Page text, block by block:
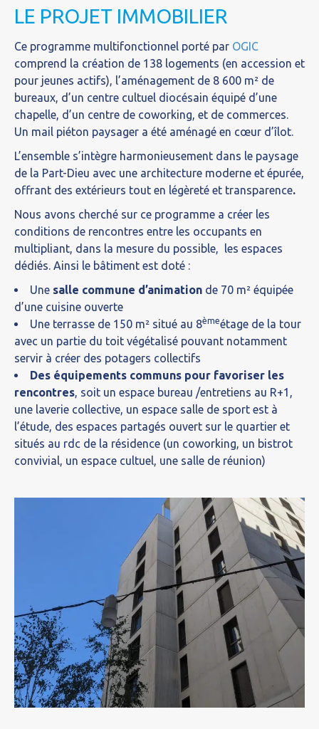
LE PROJET IMMOBILIER
Ce programme multifonctionnel porté par OGIC
comprend la création de 138 logements (en accession et
pour jeunes actifs), l’aménagement de 8 600 m² de
bureaux, d’un centre cultuel diocésain équipé d’une
chapelle, d’un centre de coworking, et de commerces.
Un mail piéton paysager a été aménagé en cœur d’îlot.
L’ensemble s’intègre harmonieusement dans le paysage
de la Part-Dieu avec une architecture moderne et épurée,
offrant des extérieurs tout en légèreté et transparence.
Nous avons cherché sur ce programme a créer les
conditions de rencontres entre les occupants en
multipliant, dans la mesure du possible, les espaces
dédiés. Ainsi le bâtiment est doté :
Une salle commune d’animation de 70 m² équipée
d’une cuisine ouverte
Une terrasse de 150 m² situé au 8èmeétage de la tour
avec un partie du toit végétalisé pouvant notamment
servir à créer des potagers collectifs
Des équipements communs pour favoriser les
rencontres, soit un espace bureau /entretiens au R+1,
une laverie collective, un espace salle de sport est à
l’étude, des espaces partagés ouvert sur le quartier et
situés au rdc de la résidence (un coworking, un bistrot
convivial, un espace cultuel, une salle de réunion)